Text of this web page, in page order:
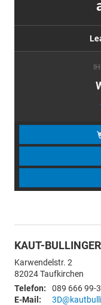
KAUT-
Karwendelstr. 2
82024Taufkirchen
Telefon:
089 666 99-
E-Mail: